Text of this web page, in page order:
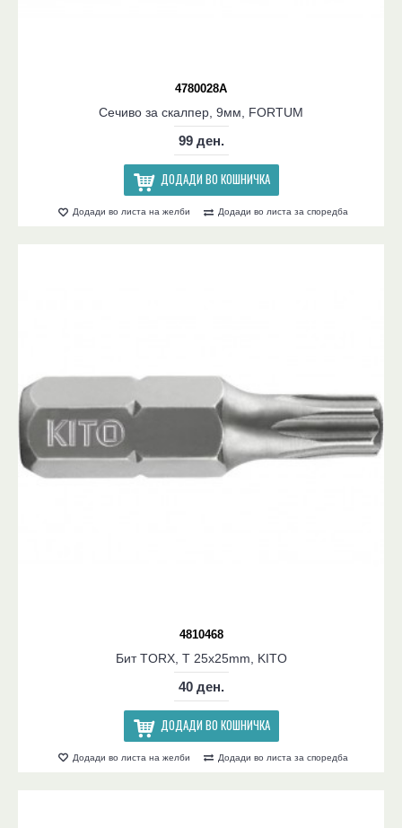
4780028A
Сечиво за скалпер, 9мм, FORTUM
99 ден.
ДОДАДИ ВО КОШНИЧКА
Додади во листа на желби Додади во листа за споредба
4810468
Бит TORX, T 25x25mm, KITO
40 ден.
ДОДАДИ ВО КОШНИЧКА
Додади во листа на желби Додади во листа за споредба